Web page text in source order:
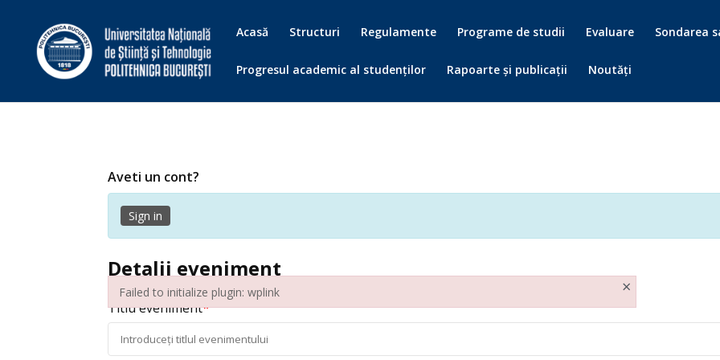
Acasă Structuri Regulamente Programe de studii Evaluare Sondarea
Progresul academic al studenților Rapoarte și publicații Noutăți
Aveti un cont?
Sign in
Detalii eveniment
Titlu eveniment*
Failed to initialize plugin: wplink ×
Failed to initialize plugin: wplink